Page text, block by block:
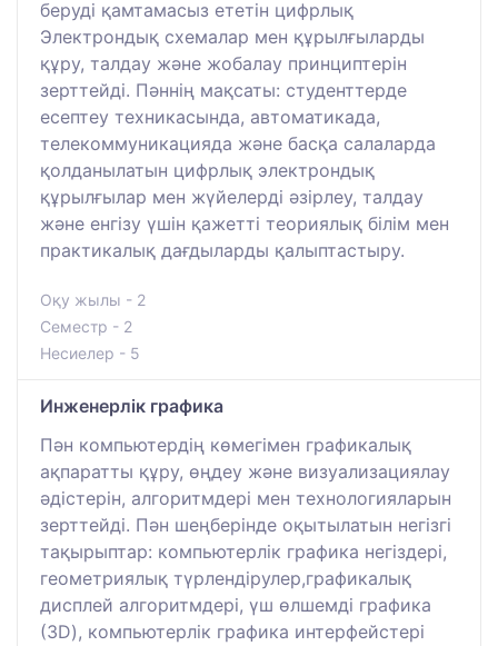
беруді қамтамасыз ететін цифрлық
Электрондық схемалар мен құрылғыларды
құру, талдау және жобалау принциптерін
зерттейді. Пәннің мақсаты: студенттерде
есептеу техникасында, автоматикада,
телекоммуникацияда және басқа салаларда
қолданылатын цифрлық электрондық
құрылғылар мен жүйелерді әзірлеу, талдау
және енгізу үшін қажетті теориялық білім мен
практикалық дағдыларды қалыптастыру.
Оқу жылы - 2
Семестр - 2
Несиелер - 5
Инженерлік графика
Пән компьютердің көмегімен графикалық
ақпаратты құру, өңдеу және визуализациялау
әдістерін, алгоритмдері мен технологияларын
зерттейді. Пән шеңберінде оқытылатын негізгі
тақырыптар: компьютерлік графика негіздері,
геометриялық түрлендірулер,графикалық
дисплей алгоритмдері, үш өлшемді графика
(3D), компьютерлік графика интерфейстері